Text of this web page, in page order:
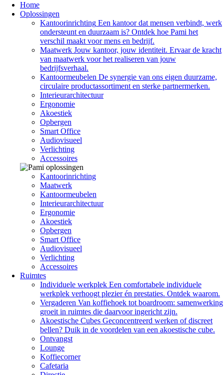
Home
Oplossingen
Kantoorinrichting Een kantoor dat mensen verbindt, werk
ondersteunt en duurzaam is? Ontdek hoe Pami het
verschil maakt voor mens en bedrijf.
Maatwerk Jouw kantoor, jouw identiteit. Ervaar de kracht
van maatwerk voor het realiseren van jouw
bedrijfsverhaal.
Kantoormeubelen De synergie van ons eigen duurzame,
circulaire productassortiment en sterke partnermerken.
Interieurarchitectuur
Ergonomie
Akoestiek
Opbergen
Smart Office
Audiovisueel
Verlichting
Accessoires
Kantoorinrichting
Maatwerk
Kantoormeubelen
Interieurarchitectuur
Ergonomie
Akoestiek
Opbergen
Smart Office
Audiovisueel
Verlichting
Accessoires
Ruimtes
Individuele werkplek Een comfortabele individuele
werkplek verhoogt plezier én prestaties. Ontdek waarom.
Vergaderen Van koffiehoek tot boardroom: samenwerking
groeit in ruimtes die daarvoor ingericht zijn.
Akoestische Cubes Geconcentreerd werken of discreet
bellen? Duik in de voordelen van een akoestische cube.
Ontvangst
Lounge
Koffiecorner
Cafetaria